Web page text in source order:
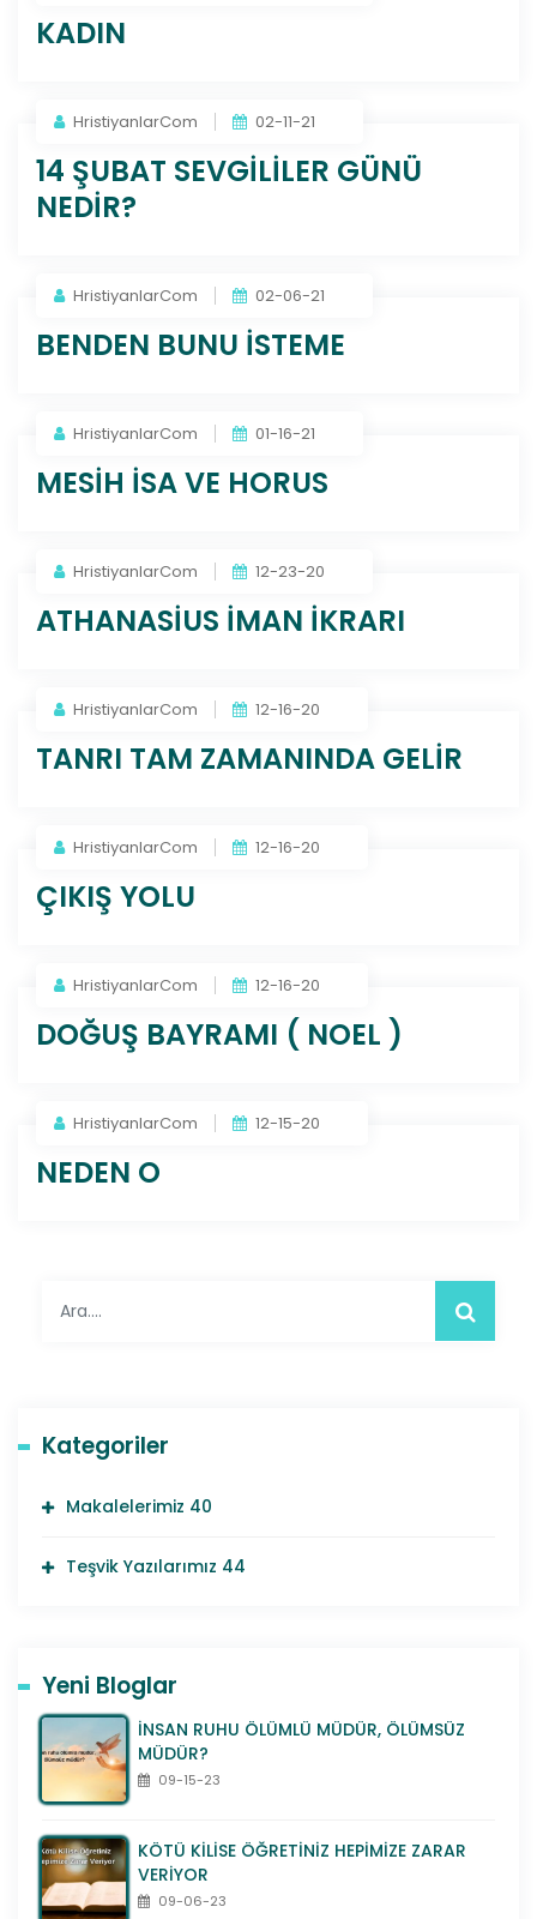
KADIN
HristiyanlarCom 02-11-21
14 ŞUBAT SEVGİLİLER GÜNÜ
NEDİR?
HristiyanlarCom 02-06-21
BENDEN BUNU İSTEME
HristiyanlarCom 01-16-21
MESİH İSA VE HORUS
HristiyanlarCom 12-23-20
ATHANASİUS İMAN İKRARI
HristiyanlarCom 12-16-20
TANRI TAM ZAMANINDA GELİR
HristiyanlarCom 12-16-20
ÇIKIŞ YOLU
HristiyanlarCom 12-16-20
DOĞUŞ BAYRAMI ( NOEL )
HristiyanlarCom 12-15-20
NEDEN O
Kategoriler
Makalelerimiz 40
Teşvik Yazılarımız 44
Yeni Bloglar
İNSAN RUHU ÖLÜMLÜ MÜDÜR, ÖLÜMSÜZ
MÜDÜR?
09-15-23
KÖTÜ KİLİSE ÖĞRETİNİZ HEPİMİZE ZARAR
VERİYOR
09-06-23